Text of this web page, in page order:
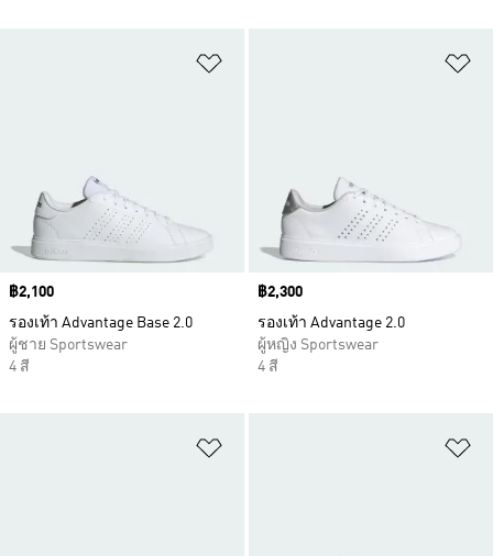
Price
฿2,100
รองเท้า Advantage Base 2.0
ผู้ชาย Sportswear
4 สี
Price
฿2,300
รองเท้า Advantage 2.0
ผู้หญิง Sportswear
4 สี